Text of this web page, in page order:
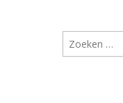
Zoeken
naar: